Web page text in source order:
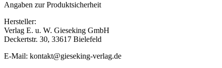
Angaben zur Produktsicherheit
Hersteller:
Verlag E. u. W. Gieseking GmbH
Deckertstr. 30, 33617 Bielefeld
E-Mail: kontakt@gieseking-verlag.de